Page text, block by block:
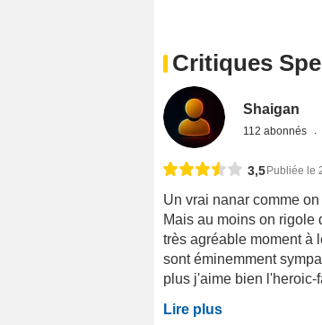
Critiques
Shaigan
112 abonnés
3,5 Publiée le
Un vrai nanar comme
Mais au moins on rigole
très agréable moment à
sont éminemment
plus j'aime bien l'heroic-
Lire plus